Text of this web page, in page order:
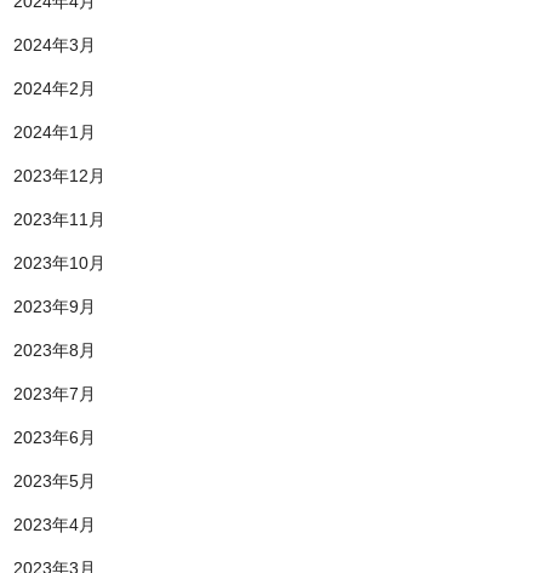
2024年3月
2024年2月
2024年1月
2023年12月
2023年11月
2023年10月
2023年9月
2023年8月
2023年7月
2023年6月
2023年5月
2023年4月
2023年3月